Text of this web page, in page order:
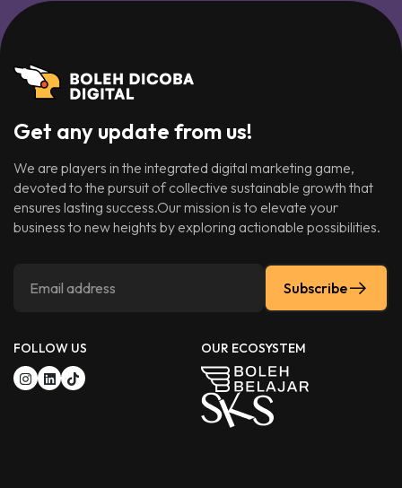
Get any update from us!
We are players in the integrated digital marketing game,
devoted to the pursuit of collective sustainable growth that
ensures lasting success.Our mission is to elevate your
business to new heights by exploring actionable possibilities.
Subscribe
FOLLOW US OUR ECOSYSTEM